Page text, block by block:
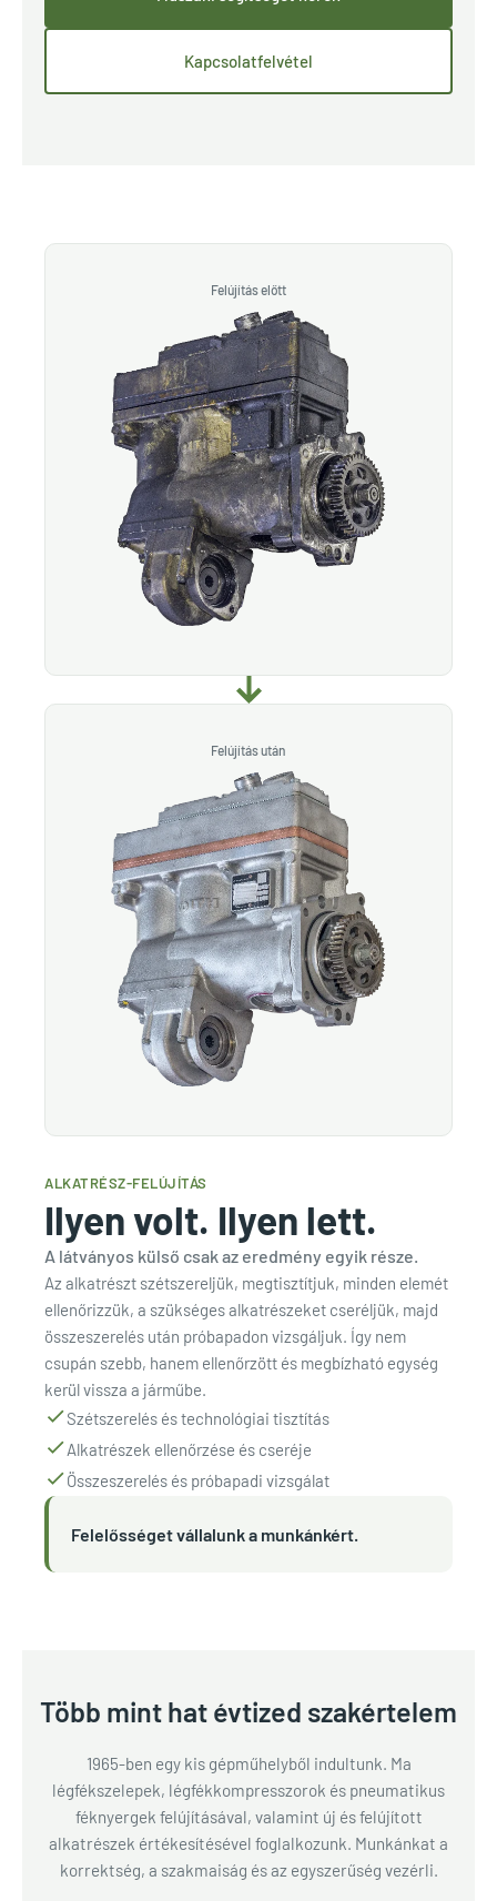
Kapcsolatfelvétel
Felújítás előtt
Felújítás után
ALKATRÉSZ-FELÚJÍTÁS
Ilyen volt. Ilyen lett.
A látványos külső csak az eredmény egyik része.
Az alkatrészt szétszereljük, megtisztítjuk, minden elemét
ellenőrizzük, a szükséges alkatrészeket cseréljük, majd
összeszerelés után próbapadon vizsgáljuk. Így nem
csupán szebb, hanem ellenőrzött és megbízható egység
kerül vissza a járműbe.
Szétszerelés és technológiai tisztítás
Alkatrészek ellenőrzése és cseréje
Összeszerelés és próbapadi vizsgálat
Felelősséget vállalunk a munkánkért.
Több mint hat évtized szakértelem
1965-ben egy kis gépműhelyből indultunk. Ma
légfékszelepek, légfékkompresszorok és pneumatikus
féknyergek felújításával, valamint új és felújított
alkatrészek értékesítésével foglalkozunk. Munkánkat a
korrektség, a szakmaiság és az egyszerűség vezérli.